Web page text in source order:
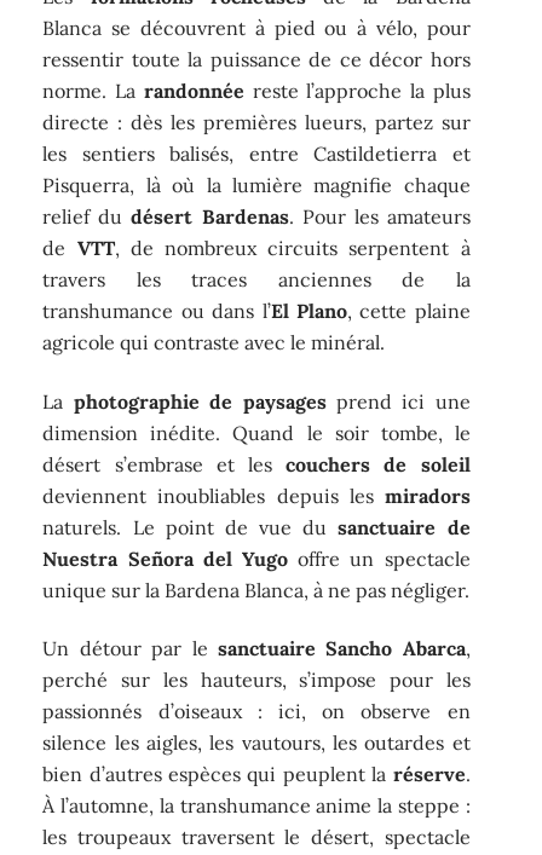
Blanca se découvrent à pied ou à vélo, pour
ressentir toute la puissance de ce décor hors
norme. La randonnée reste l’approche la plus
directe : dès les premières lueurs, partez sur
les sentiers balisés, entre Castildetierra et
Pisquerra, là où la lumière magnifie chaque
relief dudésert Bardenas. Pour les amateurs
de VTT, de nombreux circuits serpentent à
travers les traces anciennes de la
transhumance ou dans l’El Plano, cette plaine
agricole qui contraste avec le minéral.
La photographie de paysagesprend ici une
dimension inédite. Quand le soir tombe, le
désert s’embrase et lescouchers de soleil
deviennent inoubliables depuis les miradors
naturels. Le point de vue dusanctuaire de
Nuestra Señora del Yugo offre un spectacle
unique sur la Bardena Blanca, à ne pas négliger.
Un détour par le sanctuaire Sancho Abarca,
perché sur les hauteurs, s’impose pour les
passionnés d’oiseaux : ici, on observe en
silence les aigles, les vautours, les outardes et
bien d’autres espèces qui peuplent la réserve.
À l’automne, la transhumance anime la steppe :
les troupeaux traversent le désert, spectacle